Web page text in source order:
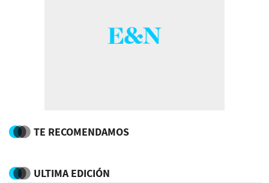
TE RECOMENDAMOS
ULTIMA EDICIÓN